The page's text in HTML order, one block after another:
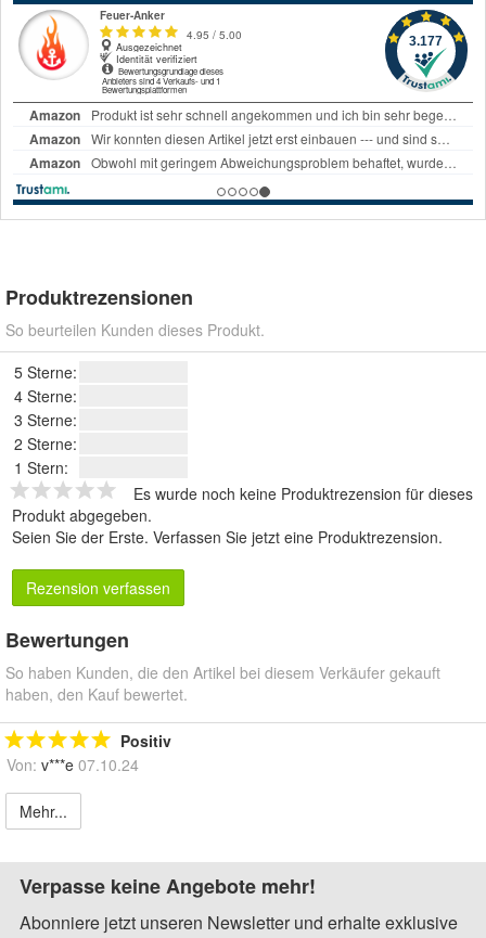
Produktrezensionen
So beurteilen Kunden dieses Produkt.
5 Sterne:
4 Sterne:
3 Sterne:
2 Sterne:
1 Stern:
Es wurde noch keine Produktrezension für dieses
Produkt abgegeben.
Seien Sie der Erste. Verfassen Sie jetzt eine Produktrezension.
Rezension verfassen
Bewertungen
So haben Kunden, die den Artikel bei diesem Verkäufer gekauft
haben, den Kauf bewertet.
Positiv
Von: v***e 07.10.24
Mehr...
Verpasse keine Angebote mehr!
Abonniere jetzt unseren Newsletter und erhalte exklusive